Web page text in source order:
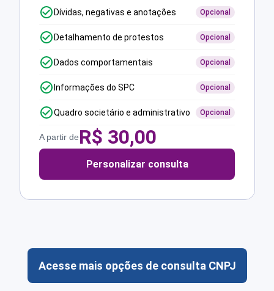
Dívidas, negativas e anotações Opcional
Detalhamento de protestos Opcional
Dados comportamentais Opcional
Informações do SPC Opcional
Quadro societário e administrativo Opcional
A partir deR$ 30,00
Personalizar consulta
Acesse mais opções de consulta CNPJ